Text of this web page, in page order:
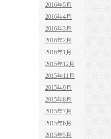
2016年5月
2016年4月
2016年3月
2016年2月
2016年1月
2015年12月
2015年11月
2015年9月
2015年8月
2015年7月
2015年6月
2015年5月